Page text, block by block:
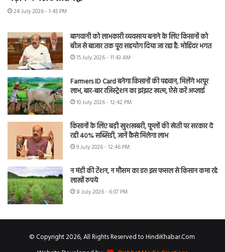
24 July 2026 - 1:45 PM
बागवानी को लाभकारी व्यवसाय बनाने के लिए किसानों को
बीज से बाजार तक पूरा सहयोग दिया जा रहा है: मोहिंदर भगत
15 July 2026 - 11:43 AM
Farmers ID Card बनेगा किसानों की पहचान, मिलेंगे भरपूर
लाभ, बार-बार रजिस्ट्रेशन का झंझट खत्म, ऐसे करें अप्लाई
10 July 2026 - 12:42 PM
किसानों के लिए बड़ी खुशखबरी, फूलों की खेती पर सरकार दे
रही 40% सब्सिडी, जानें कैसे मिलेगा लाभ
9 July 2026 - 12:46 PM
न मंडी की टेंशन, न मौसम का डर! इस फसल से किसान कमा रहे
लाखों रुपये
8 July 2026 - 6:07 PM
© Copyright 2026, All Rights Reserved to HindiKhabar.Com